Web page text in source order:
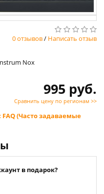
0 отзывов/ Написать отзыв
Nox
995 руб.
Сравнить цену по регионам >>
(Часто задаваемые
в подарок?